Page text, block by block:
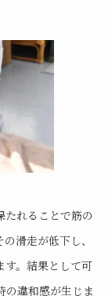
れることで筋の
の滑走が低下し、
。結果として可
の違和感が生じま